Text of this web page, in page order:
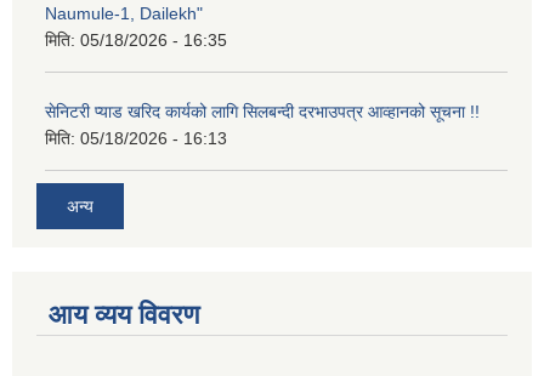
Naumule-1, Dailekh"
मिति: 05/18/2026 - 16:35
सेनिटरी प्याड खरिद कार्यको लागि सिलबन्दी दरभाउपत्र आव्हानको सूचना !!
मिति: 05/18/2026 - 16:13
अन्य
आय व्यय विवरण